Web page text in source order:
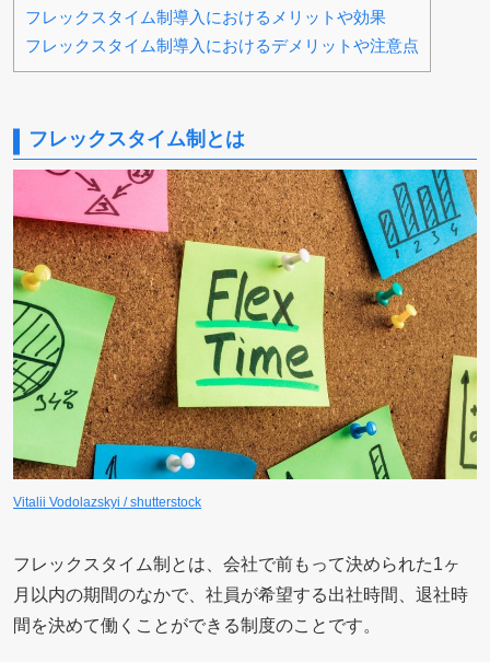
フレックスタイム制導入におけるメリットや効果
フレックスタイム制導入におけるデメリットや注意点
フレックスタイム制とは
Vitalii Vodolazskyi / shutterstock
フレックスタイム制とは、会社で前もって決められた1ヶ
月以内の期間のなかで、社員が希望する出社時間、退社時
間を決めて働くことができる制度のことです。